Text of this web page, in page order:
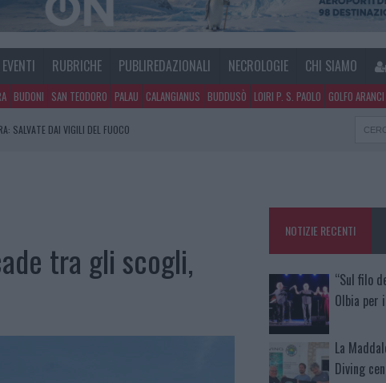
EVENTI RUBRICHE PUBLIREDAZIONALI NECROLOGIE CHI SIAMO
BUDONI SAN TEODORO PALAU CALANGIANUS BUDDUSÒ LOIRI P. S. PAOLO GOLFO ARANCI
SALVATE DAI VIGILI DEL FUOCO
tra gli scogli,
NOTIZIE RECENTI
“Sul filo
Olbia per
La
Diving